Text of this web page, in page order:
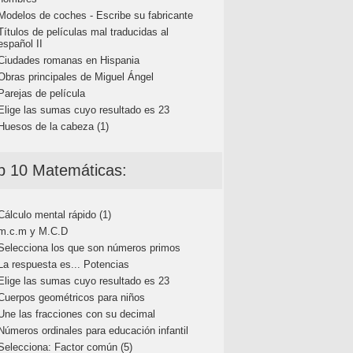
de coches - Escribe su fabricante
de películas mal traducidas al
II
romanas en Hispania
principales de Miguel Ángel
de película
las sumas cuyo resultado es 23
de la cabeza (1)
10 Matemáticas:
mental rápido (1)
y M.C.D
los que son números primos
respuesta es... Potencias
las sumas cuyo resultado es 23
geométricos para niños
las fracciones con su decimal
ordinales para educación infantil
Factor común (5)